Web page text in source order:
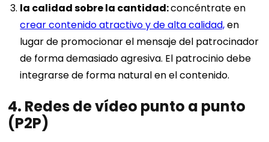
la calidad sobre la cantidad:concéntrate en
crear contenido atractivo y de alta calidad,en
lugar de promocionar el mensaje del patrocinador
de forma demasiado agresiva. El patrocinio debe
integrarse de forma natural en el contenido.
4. Redes de vídeo punto a punto
(P2P)